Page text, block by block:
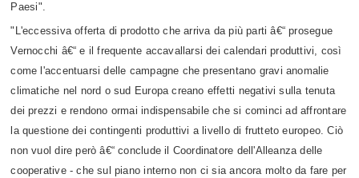
Paesi".
"L'eccessiva offerta di prodotto che arriva da più parti â€“ prosegue
Vernocchi â€“ e il frequente accavallarsi dei calendari produttivi, così
come l'accentuarsi delle campagne che presentano gravi anomalie
climatiche nel nord o sud Europa creano effetti negativi sulla tenuta
dei prezzi e rendono ormai indispensabile che si cominci ad affrontare
la questione dei contingenti produttivi a livello di frutteto europeo. Ciò
non vuol dire però â€“ conclude il Coordinatore dell'Alleanza delle
cooperative - che sul piano interno non ci sia ancora molto da fare per